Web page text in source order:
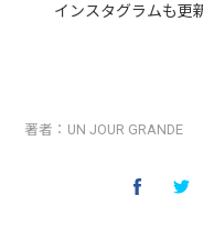
インスタグラムも更
著者： UN JOUR GRANDE